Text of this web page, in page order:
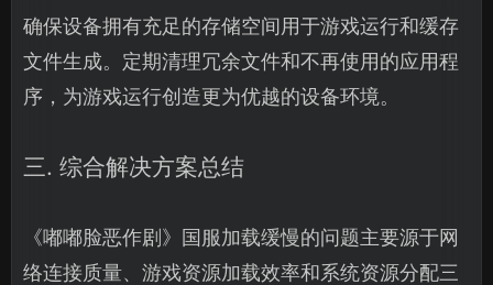
确保设备拥有充足的存储空间用于游戏运行和缓存
文件生成。定期清理冗余文件和不再使用的应用程
序，为游戏运行创造更为优越的设备环境。
三. 综合解决方案总结
《嘟嘟脸恶作剧》国服加载缓慢的问题主要源于网
络连接质量、游戏资源加载效率和系统资源分配三